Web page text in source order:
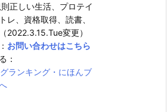
正しい生活、プロテイ
レ、資格取得、読書、
2022.3.15.Tue変更）
お問い合わせはこちら
：